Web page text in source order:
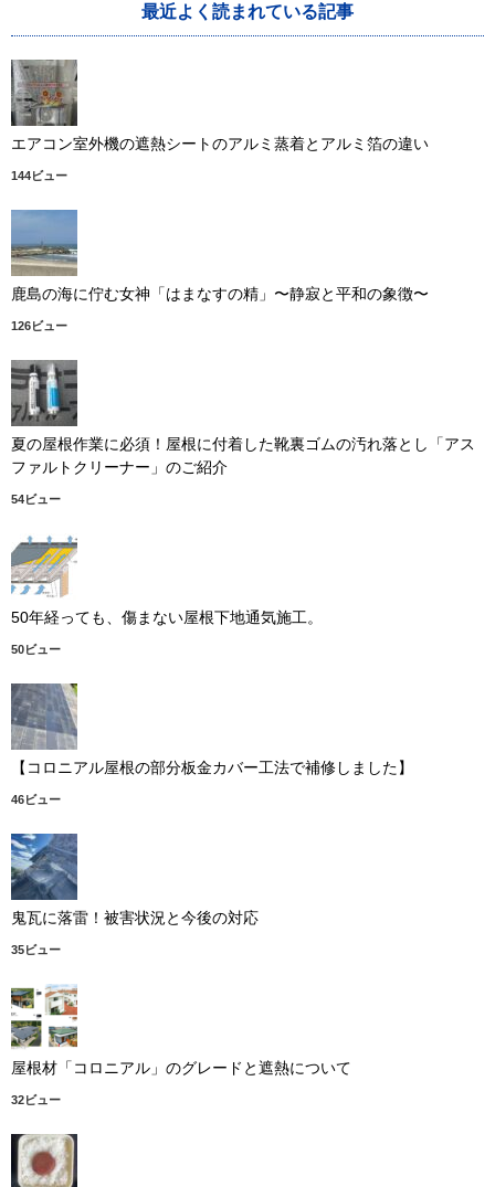
最近よく読まれている記事
エアコン室外機の遮熱シートのアルミ蒸着とアルミ箔の違い
144ビュー
鹿島の海に佇む女神「はまなすの精」〜静寂と平和の象徴〜
126ビュー
夏の屋根作業に必須！屋根に付着した靴裏ゴムの汚れ落とし「アス
ファルトクリーナー」のご紹介
54ビュー
50年経っても、傷まない屋根下地通気施工。
50ビュー
【コロニアル屋根の部分板金カバー工法で補修しました】
46ビュー
鬼瓦に落雷！被害状況と今後の対応
35ビュー
屋根材「コロニアル」のグレードと遮熱について
32ビュー